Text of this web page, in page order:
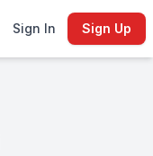
Sign In Sign Up